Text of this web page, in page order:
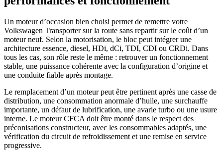
Un moteur d’occasion bien choisi permet de remettre votre
Volkswagen Transporter sur la route sans repartir sur le coût d’un
moteur neuf. Selon la motorisation, le bloc peut intégrer une
architecture essence, diesel, HDi, dCi, TDI, CDI ou CRDi. Dans
tous les cas, son rôle reste le même : retrouver un fonctionnement
stable, une puissance cohérente avec la configuration d’origine et
une conduite fiable après montage.
Le remplacement d’un moteur peut être pertinent après une casse de
distribution, une consommation anormale d’huile, une surchauffe
importante, un défaut de lubrification, une avarie turbo ou une usure
interne. Le moteur CFCA doit être monté dans le respect des
préconisations constructeur, avec les consommables adaptés, une
vérification du circuit de refroidissement et une remise en service
progressive.